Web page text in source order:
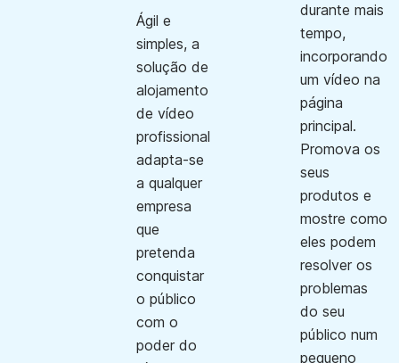
Ágil e
simples, a
solução de
alojamento
de vídeo
profissional
adapta-se
a qualquer
empresa
que
pretenda
conquistar
o público
com o
poder do
durante mais
tempo,
incorporando
um vídeo na
página
principal.
Promova os
seus
produtos e
mostre como
eles podem
resolver os
problemas
do seu
público num
pequeno